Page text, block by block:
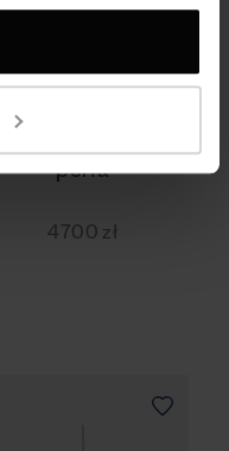
Pierścionek złoty,
perła
4700 zł